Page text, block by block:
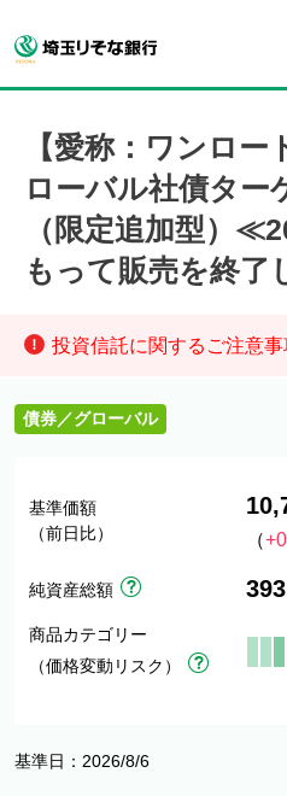
【愛称：ワンロ
ローバル社債ター
（限定追加型）
もって販売を終
投資信託に関するご注意事
債券／グローバル
基準価額
（前日比）
（+0
純資産総額
商品カテゴリー
（価格変動リスク）
基準日：2026/8/6